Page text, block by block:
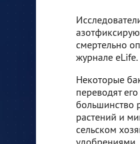
смертельно
журнале eLife.
Некоторые
переводят
большинство
растений и
сельском